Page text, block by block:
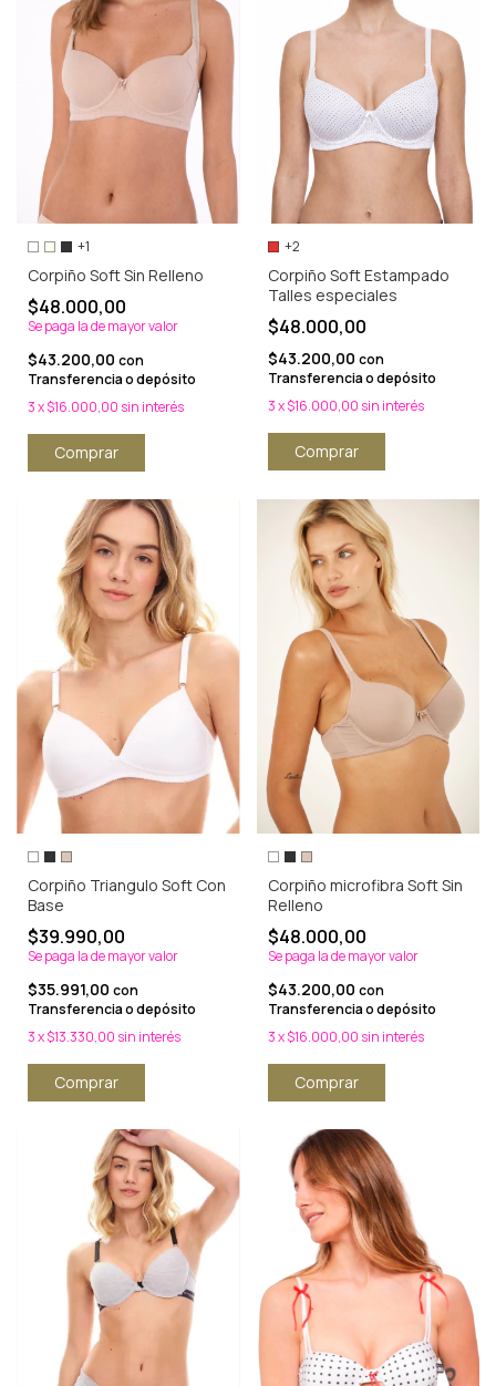
+1
Corpiño Soft Sin Relleno
$48.000,00
Se paga la de mayor valor
$43.200,00 con
Transferencia o depósito
3x$16.000,00 sin interés
Comprar
+2
Corpiño Soft Estampado
Talles especiales
$48.000,00
$43.200,00 con
Transferencia o depósito
3x$16.000,00 sin interés
Comprar
Corpiño Triangulo Soft Con
Base
$39.990,00
Se paga la de mayor valor
$35.991,00 con
Transferencia o depósito
3x$13.330,00 sin interés
Comprar
Corpiño microfibra Soft Sin
Relleno
$48.000,00
Se paga la de mayor valor
$43.200,00 con
Transferencia o depósito
3x$16.000,00 sin interés
Comprar